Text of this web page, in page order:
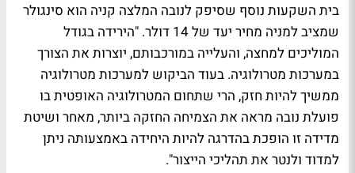
בית השקעות נוסף שסיפק לנובה המלצה קניה הוא סינגולר
שמציב למניה מחיר יעד של 14 דולר. "הירידה בגודל
המוליכים למחצה, והעלייה במורכבותם, יוצרות את הצורך
במערכות מטרולוגיה. בעוד הביקוש למערכות מטרולוגיה
ממשיך להיות חזק, הרי שתחום המטרולוגיה האופטית בו
פועלת נובה מראה את הצמיחה החזקה ביותר, מאחר ושיטת
מדידה זו הופכת בהדרגה להיות היחידה באמצעותה ניתן
למדוד ולנטר את תהליכי הייצור".